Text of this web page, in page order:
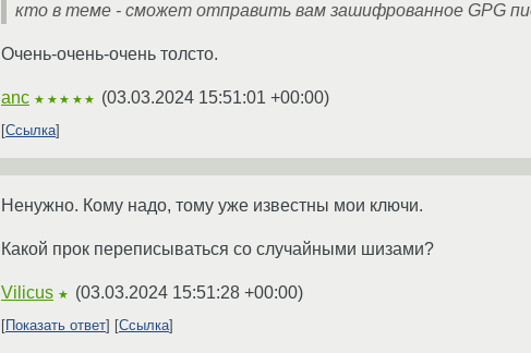
кто в теме - сможет отправить вам зашифрованное GPG
Очень-очень-очень толсто.
anc ★★★★★ (03.03.2024 15:51:01 +00:00)
Ссылка
Ненужно. Кому надо, тому уже известны мои ключи.
Какой прок переписываться со случайными шизами?
Vilicus ★ (03.03.2024 15:51:28 +00:00)
Показать ответ Ссылка